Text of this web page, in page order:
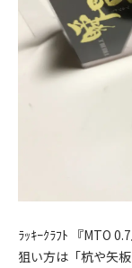
ﾗｯｷｰｸﾗﾌﾄ 『MTO
狙い方は「杭や矢